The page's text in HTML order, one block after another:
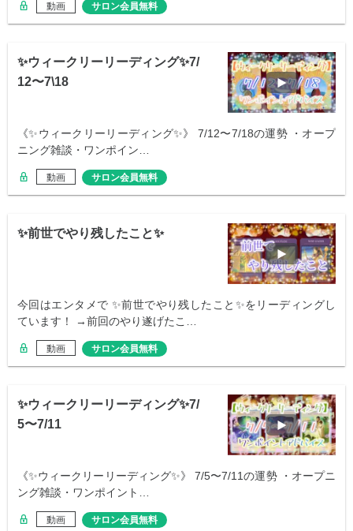
動画 サロン会員無料
✨ウィークリーリーディング✨7/
12〜7\18
《✨ウィークリーリーディング✨》 7/12〜7/18の運勢 ・オープ
ニング雑談・ワンポイン…
動画 サロン会員無料
✨前世でやり残したこと✨
今回はエンタメで ✨前世でやり残したこと✨をリーディングし
ています！ →前回のやり遂げたこ…
動画 サロン会員無料
✨ウィークリーリーディング✨7/
5〜7/11
《✨ウィークリーリーディング✨》 7/5〜7/11の運勢 ・オープニ
ング雑談・ワンポイント…
動画 サロン会員無料